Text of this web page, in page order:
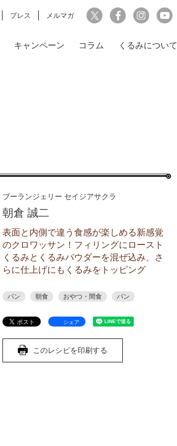
プレス メルマガ
キャンペーン コラム くるみについて
ブーランジェリー セイジアサクラ
朝倉 誠二
表面と内側で違う食感が楽しめる新感覚
のクロワッサン！フィリングにロースト
くるみとくるみパウダーを混ぜ込み、さ
らに仕上げにもくるみをトッピング
パン 朝食 おやつ・間食 パン
シェア
このレシピを印刷する